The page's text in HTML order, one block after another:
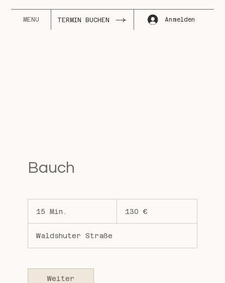
TERMIN BUCHEN Anmelden
MENU
Bauch
15 Min.
i
130 €
Waldshuter Straße
Weiter